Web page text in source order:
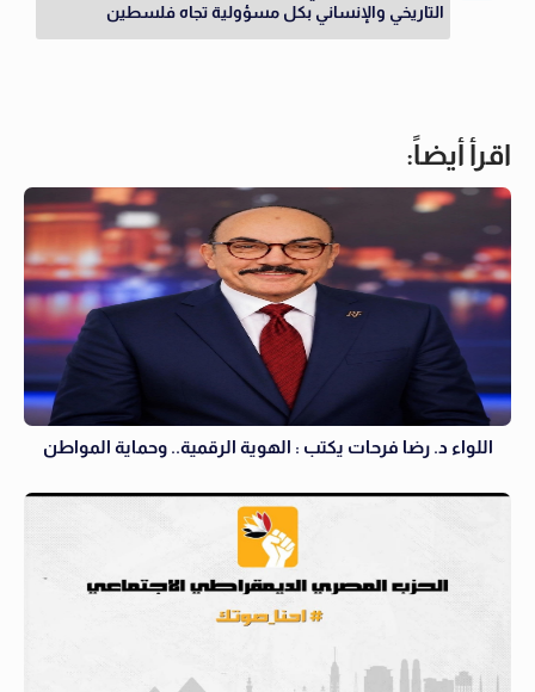
التاريخي والإنساني بكل مسؤولية تجاه فلسطين
اقرأ أيضاً:
اللواء د. رضا فرحات يكتب : الهوية الرقمية.. وحماية المواطن